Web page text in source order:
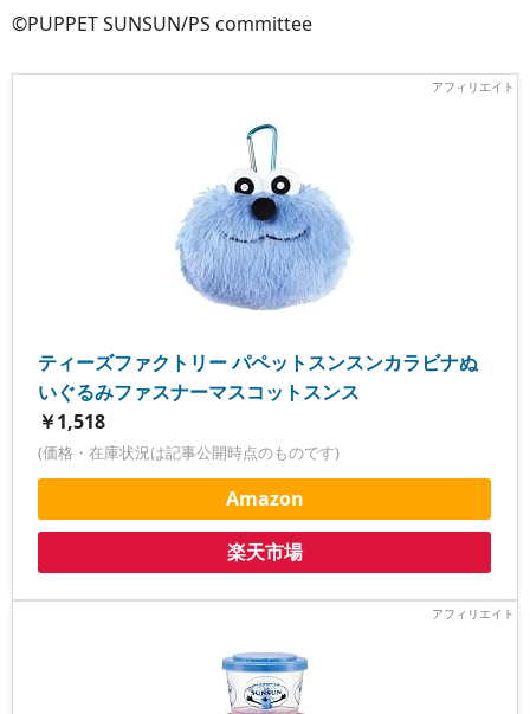
©PUPPET SUNSUN/PS committee
ティーズファクトリー パペットスンスンカラビナぬ
いぐるみファスナーマスコットスンス
￥1,518
(価格・在庫状況は記事公開時点のものです)
Amazon
楽天市場